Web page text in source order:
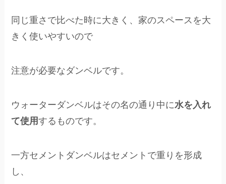
同じ重さで比べた時に大きく、家のスペースを大
きく使いやすいので
注意が必要なダンベルです。
ウォーターダンベルはその名の通り中に水を入れ
て使用するものです。
一方セメントダンベルはセメントで重りを形成
し、